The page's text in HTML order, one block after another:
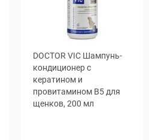
DOCTOR VIC Шампунь-
кондиционер с
кератином и
провитамином B5 для
щенков, 200 мл